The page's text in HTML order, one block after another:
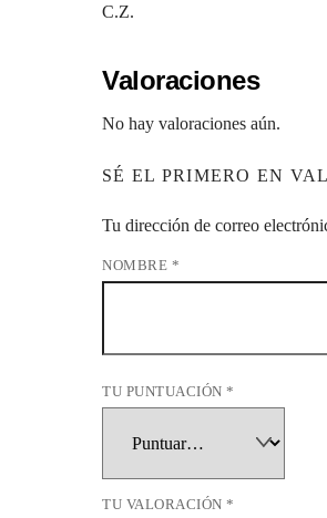
C.Z.
Valoraciones
No hay valoraciones aún.
SÉ EL PRIMERO EN
Tu dirección de correo
NOMBRE *
TU PUNTUACIÓN*
TU VALORACIÓN*